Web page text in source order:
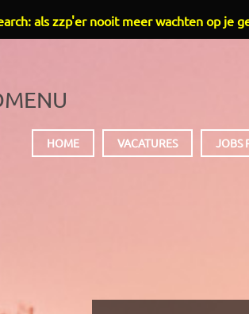
HOME VACATURES JOBS
als zzp'er nooit meer wachten op je